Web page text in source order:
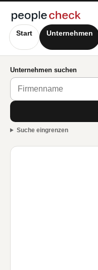
Start Unternehmen
Unternehmen suchen
Suche eingrenzen